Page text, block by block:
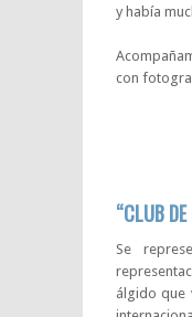
y había
con
“CLUB
Se
álgido que